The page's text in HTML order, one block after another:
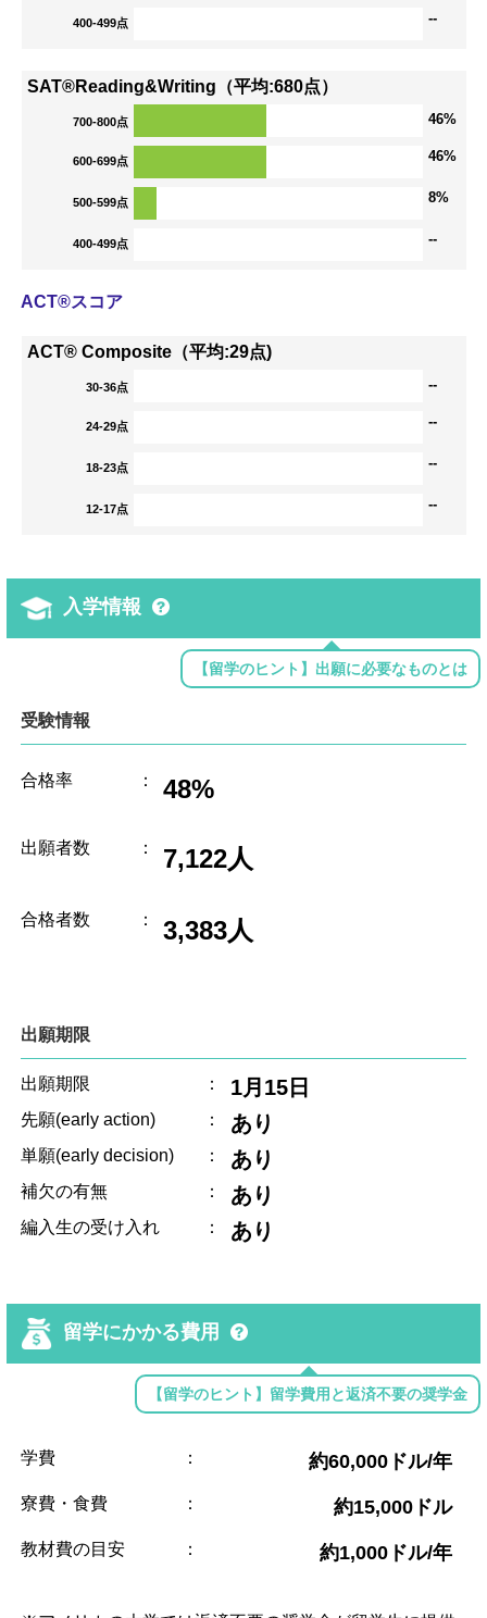
400-499点 --
SAT®Reading&Writing（平均:680点）
700-800点 46%
600-699点 46%
500-599点 8%
400-499点 --
ACT®スコア
ACT® Composite（平均:29点)
30-36点 --
24-29点 --
18-23点 --
12-17点 --
入学情報
【留学のヒント】出願に必要なものとは
受験情報
合格率 ： 48%
出願者数 ： 7,122人
合格者数 ： 3,383人
出願期限
出願期限 ： 1月15日
先願(early action) ： あり
単願(early decision) ： あり
補欠の有無 ： あり
編入生の受け入れ ： あり
留学にかかる費用
【留学のヒント】留学費用と返済不要の奨学金
学費 ： 約60,000ドル/年
寮費・食費 ： 約15,000ドル
教材費の目安 ： 約1,000ドル/年